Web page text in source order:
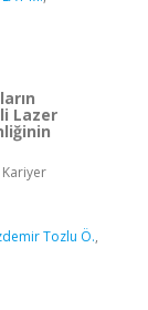
Lazer
Kariyer
Tozlu Ö.,